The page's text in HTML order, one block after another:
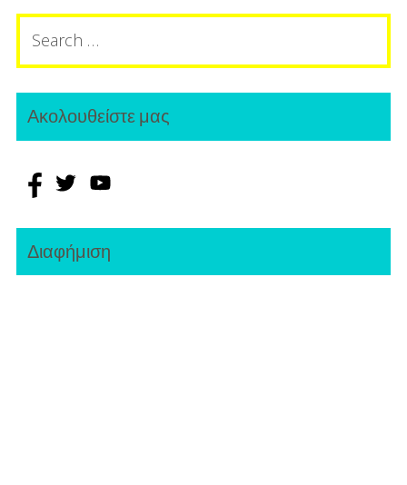
Search
for:
Ακολουθείστε μας
Διαφήμιση